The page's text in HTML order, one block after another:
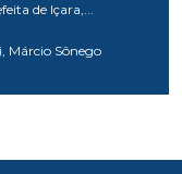
de Içara,...
Márcio Sônego